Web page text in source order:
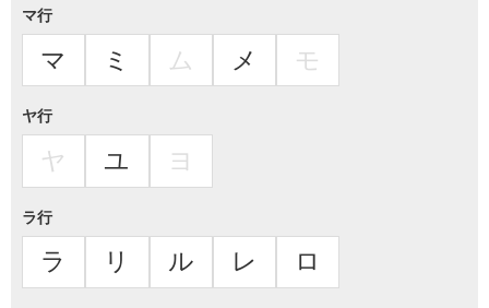
マ行
マ ミ ム メ モ
ヤ行
ヤ ユ ヨ
ラ行
ラ リ ル レ ロ